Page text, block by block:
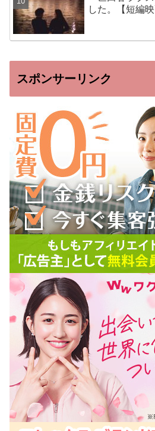
した。【短編
スポンサーリンク